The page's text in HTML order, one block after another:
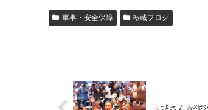
軍事・安全保障 転載ブログ